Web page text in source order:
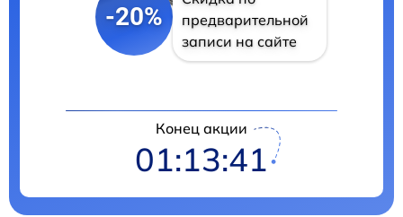
-20%
предварительной
записи на сайте
Конец акции
01:13:40